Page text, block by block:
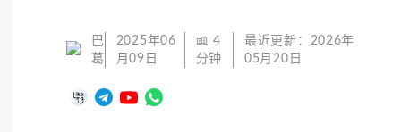
巴
葛
2025年06
月09日
📖 4
分钟
最近更新： 2026年
05月20日